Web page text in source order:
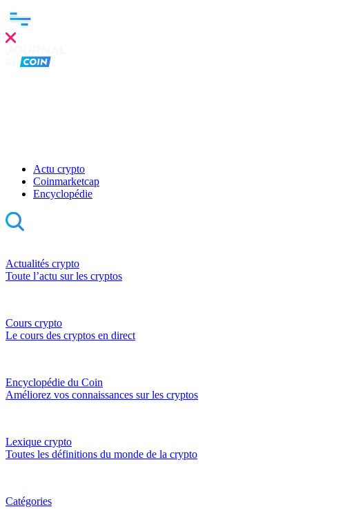
Actu crypto
Coinmarketcap
Encyclopédie
Actualités crypto
Toute l’actu sur les cryptos
Cours crypto
Le cours des cryptos en direct
Encyclopédie du Coin
Améliorez vos connaissances sur les cryptos
Lexique crypto
Toutes les définitions du monde de la crypto
Catégories